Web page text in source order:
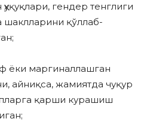
гендер тенглиги
шаклларини қўллаб-
ёки маргиналлашган
айниқса, жамиятда чуқур
қарши курашиш